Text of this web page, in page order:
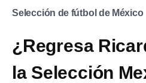
Selección de fútbol de México
¿Regresa
la Selección